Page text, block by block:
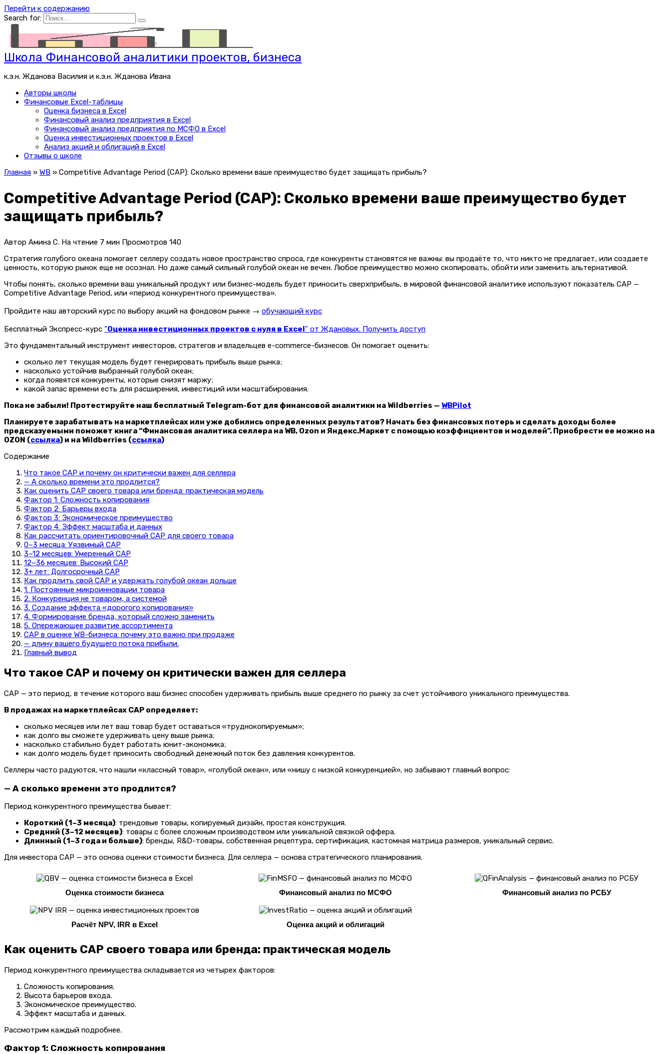
Перейти к содержанию
Search for:
Школа Финансовой аналитики проектов, бизнеса
к.э.н. Жданова Василия и к.э.н. Жданова Ивана
Авторы школы
Финансовые Excel-таблицы
Оценка бизнеса в Excel
Финансовый анализ предприятия в Excel
Финансовый анализ предприятия по МСФО в Excel
Оценка инвестиционных проектов в Excel
Анализ акций и облигаций в Excel
Отзывы о школе
Главная » WB » Competitive Advantage Period (CAP): Сколько времени ваше преимущество будет защищать прибыль?
Competitive Advantage Period (CAP): Сколько времени ваше преимущество будет
защищать прибыль?
Автор Амина С. На чтение 7 мин Просмотров 140
Стратегия голубого океана помогает селлеру создать новое пространство спроса, где конкуренты становятся не важны: вы продаёте то, что никто не предлагает, или создаете
ценность, которую рынок еще не осознал. Но даже самый сильный голубой океан не вечен. Любое преимущество можно скопировать, обойти или заменить альтернативой.
Чтобы понять, сколько времени ваш уникальный продукт или бизнес-модель будет приносить сверхприбыль, в мировой финансовой аналитике используют показатель CAP —
Competitive Advantage Period, или «период конкурентного преимущества».
Пройдите наш авторский курс по выбору акций на фондовом рынке → обучающий курс
Бесплатный Экспресс-курс "Оценка инвестиционных проектов с нуля в Excel" от Ждановых. Получить доступ
Это фундаментальный инструмент инвесторов, стратегов и владельцев e-commerce-бизнесов. Он помогает оценить:
сколько лет текущая модель будет генерировать прибыль выше рынка;
насколько устойчив выбранный голубой океан;
когда появятся конкуренты, которые снизят маржу;
какой запас времени есть для расширения, инвестиций или масштабирования.
Пока не забыли! Протестируйте наш бесплатный Telegram-бот для финансовой аналитики на Wildberries — WBPilot
Планируете зарабатывать на маркетплейсах или уже добились определенных результатов? Начать без финансовых потерь и сделать доходы более
предсказуемыми поможет книга “Финансовая аналитика селлера на WB, Ozon и Яндекс.Маркет с помощью коэффициентов и моделей”. Приобрести ее можно на
OZON (ссылка) и на Wildberries (ссылка)
Содержание
Что такое CAP и почему он критически важен для селлера
— А сколько времени это продлится?
Как оценить CAP своего товара или бренда: практическая модель
Фактор 1: Сложность копирования
Фактор 2: Барьеры входа
Фактор 3: Экономическое преимущество
Фактор 4: Эффект масштаба и данных
Как рассчитать ориентировочный CAP для своего товара
0–3 месяца: Уязвимый CAP
3–12 месяцев: Умеренный CAP
12–36 месяцев: Высокий CAP
3+ лет: Долгосрочный CAP
Как продлить свой CAP и удержать голубой океан дольше
1. Постоянные микроинновации товара
2. Конкуренция не товаром, а системой
3. Создание эффекта «дорогого копирования»
4. Формирование бренда, который сложно заменить
5. Опережающее развитие ассортимента
CAP в оценке WB-бизнеса: почему это важно при продаже
— длину вашего будущего потока прибыли.
Главный вывод
Что такое CAP и почему он критически важен для селлера
CAP — это период, в течение которого ваш бизнес способен удерживать прибыль выше среднего по рынку за счет устойчивого уникального преимущества.
В продажах на маркетплейсах CAP определяет:
сколько месяцев или лет ваш товар будет оставаться «труднокопируемым»;
как долго вы сможете удерживать цену выше рынка;
насколько стабильно будет работать юнит-экономика;
как долго модель будет приносить свободный денежный поток без давления конкурентов.
Селлеры часто радуются, что нашли «классный товар», «голубой океан», или «нишу с низкой конкуренцией», но забывают главный вопрос:
— А сколько времени это продлится?
Период конкурентного преимущества бывает:
Короткий (1–3 месяца): трендовые товары, копируемый дизайн, простая конструкция.
Средний (3–12 месяцев): товары с более сложным производством или уникальной связкой оффера.
Длинный (1–3 года и больше): бренды, R&D-товары, собственная рецептура, сертификация, кастомная матрица размеров, уникальный сервис.
Для инвестора CAP — это основа оценки стоимости бизнеса. Для селлера — основа стратегического планирования.
Оценка стоимости бизнеса Финансовый анализ по МСФО Финансовый анализ по РСБУ
Расчёт NPV, IRR в Excel Оценка акций и облигаций
Как оценить CAP своего товара или бренда: практическая модель
Период конкурентного преимущества складывается из четырех факторов:
Сложность копирования.
Высота барьеров входа.
Экономическое преимущество.
Эффект масштаба и данных.
Рассмотрим каждый подробнее.
Фактор 1: Сложность копирования